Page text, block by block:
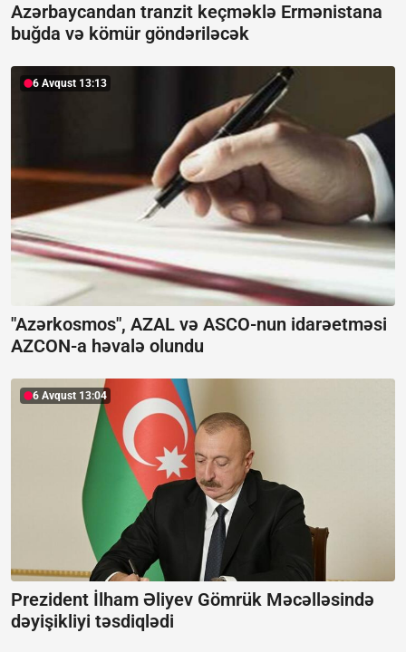
Azərbaycandan tranzit keçməklə Ermənistana
buğda və kömür göndəriləcək
6 Avqust 13:13
"Azərkosmos", AZAL və ASCO-nun idarəetməsi
AZCON-a həvalə olundu
6 Avqust 13:04
Prezident İlham Əliyev Gömrük Məcəlləsində
dəyişikliyi təsdiqlədi